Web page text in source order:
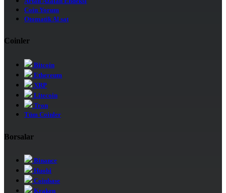
Coin Yorum
Otomatik Al sat
Coinler
Bitcoin
Ethereum
XRP
Litecoin
Tron
Tüm Coinler
Borsalar
Binance
Huobi
Coinbase
Kraken